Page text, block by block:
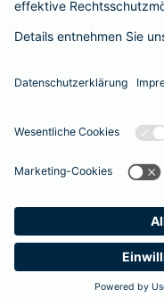
Vermittler nach
Startseite Lingen (Ems)
Datenschutz